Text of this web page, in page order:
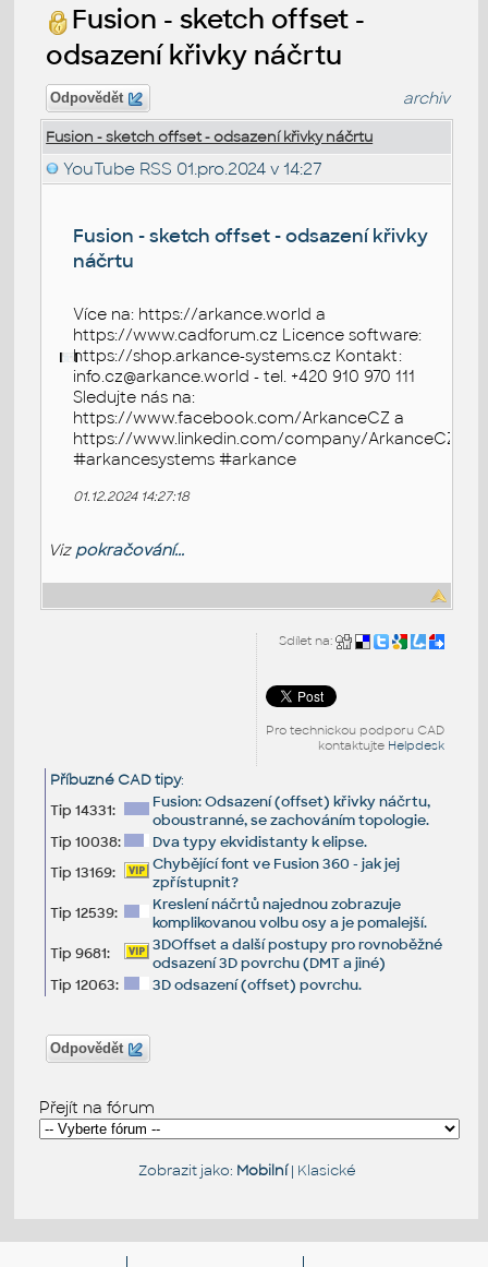
Fusion - sketch offset -
odsazení křivky náčrtu
Odpovědět archiv
Fusion - sketch offset - odsazení křivky náčrtu
YouTube RSS 01.pro.2024 v 14:27
Fusion - sketch offset - odsazení křivky
náčrtu
Více na: https://arkance.world a
https://www.cadforum.cz Licence software:
https://shop.arkance-systems.cz Kontakt:
info.cz@arkance.world - tel. +420 910 970 111
Sledujte nás na:
https://www.facebook.com/ArkanceCZ a
https://www.linkedin.com/company/ArkanceCZ
#arkancesystems #arkance
01.12.2024 14:27:18
Viz pokračování...
Sdílet na:
Pro technickou podporu CAD
kontaktujte Helpdesk
Příbuzné CAD tipy:
Tip 14331:
Fusion: Odsazení (offset) křivky náčrtu,
oboustranné, se zachováním topologie.
Tip 10038:
Dva typy ekvidistanty k elipse.
Tip 13169:
Chybějící font ve Fusion 360 - jak jej
zpřístupnit?
Tip 12539:
Kreslení náčrtů najednou zobrazuje
komplikovanou volbu osy a je pomalejší.
Tip 9681:
3DOffset a další postupy pro rovnoběžné
odsazení 3D povrchu (DMT a jiné)
Tip 12063:
3D odsazení (offset) povrchu.
Odpovědět
Přejít na fórum
Zobrazit jako: Mobilní| Klasické